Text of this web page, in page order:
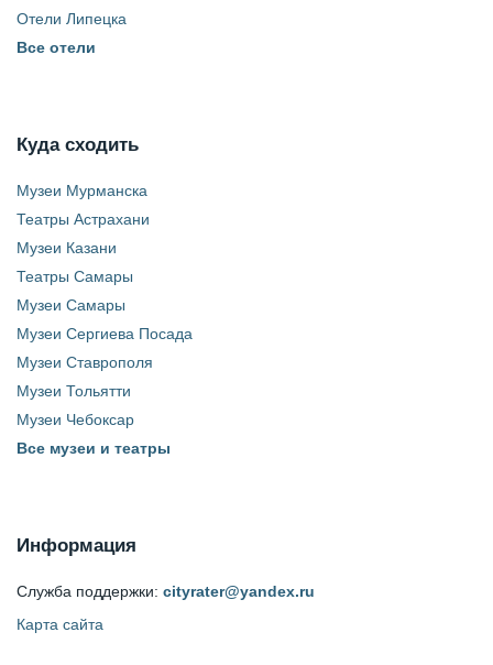
Отели Липецка
Все отели
Куда сходить
Музеи Мурманска
Театры Астрахани
Музеи Казани
Театры Самары
Музеи Самары
Музеи Сергиева Посада
Музеи Ставрополя
Музеи Тольятти
Музеи Чебоксар
Все музеи и театры
Информация
Служба поддержки: cityrater@yandex.ru
Карта сайта